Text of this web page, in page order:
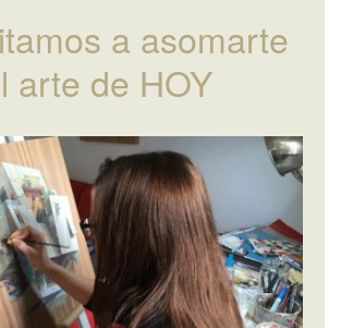
a asomarte
arte de HOY